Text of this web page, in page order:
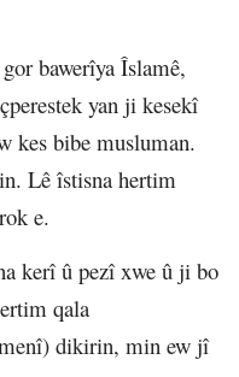
bawerîya Îslamê,
yan ji kesekî
kes bibe musluman.
Lê îstisna hertim
e.
kerî û pezî xwe û ji bo
qala
dikirin, min ew jî